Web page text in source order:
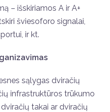
– išskiriamos A ir A+
šviesoforo signalai,
ir kt.
sąlygas dviračių
infrastruktūros trūkumo
takai ar dviračių